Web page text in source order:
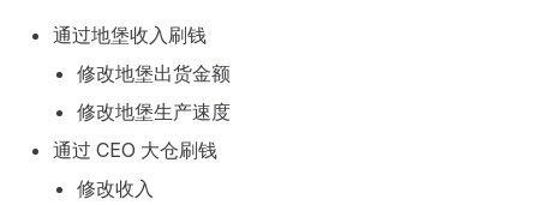
通过地堡收入刷钱
修改地堡出货金额
修改地堡生产速度
通过 CEO 大仓刷钱
修改收入